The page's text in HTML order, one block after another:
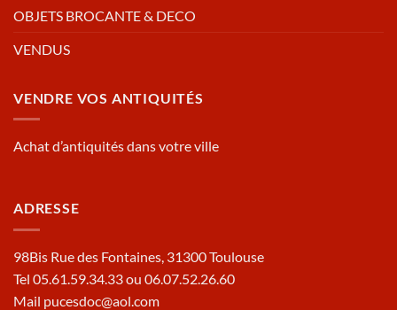
OBJETS BROCANTE & DECO
VENDUS
VENDRE VOS ANTIQUITÉS
Achat d’antiquités dans votre ville
ADRESSE
98Bis Rue des Fontaines, 31300 Toulouse
Tel 05.61.59.34.33 ou 06.07.52.26.60
Mail pucesdoc@aol.com